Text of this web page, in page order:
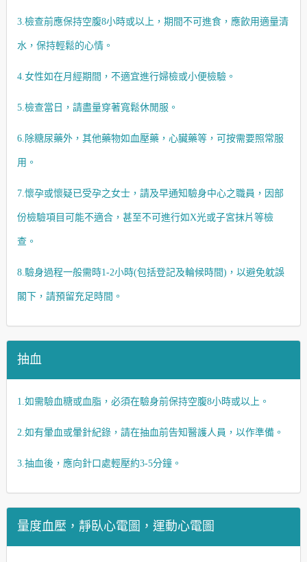
3.檢查前應保持空腹8小時或以上，期間不可進食，應飲用適量清
水，保持輕鬆的心情。
4.女性如在月經期間，不適宜進行婦檢或小便檢驗。
5.檢查當日，請盡量穿著寬鬆休閒服。
6.除糖尿藥外，其他藥物如血壓藥，心臟藥等，可按需要照常服
用。
7.懷孕或懷疑已受孕之女士，請及早通知驗身中心之職員，因部
份檢驗項目可能不適合，甚至不可進行如X光或子宮抹片等檢
查。
8.驗身過程一般需時1-2小時(包括登記及輪候時間)，以避免躭誤
閣下，請預留充足時間。
抽血
1.如需驗血糖或血脂，必須在驗身前保持空腹8小時或以上。
2.如有暈血或暈針紀錄，請在抽血前告知醫護人員，以作準備。
3.抽血後，應向針口處輕壓約3-5分鐘。
量度血壓，靜臥心電圖，運動心電圖